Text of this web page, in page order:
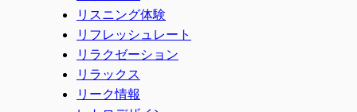
リスニング体験
リフレッシュレート
リラクゼーション
リラックス
リーク情報